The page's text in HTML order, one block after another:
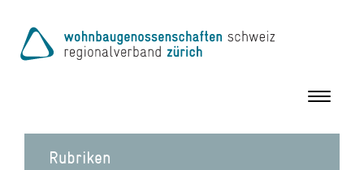
Toggle
Rubriken